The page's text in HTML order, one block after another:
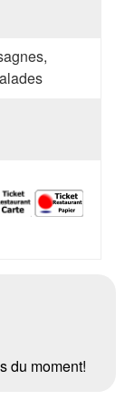
du moment!